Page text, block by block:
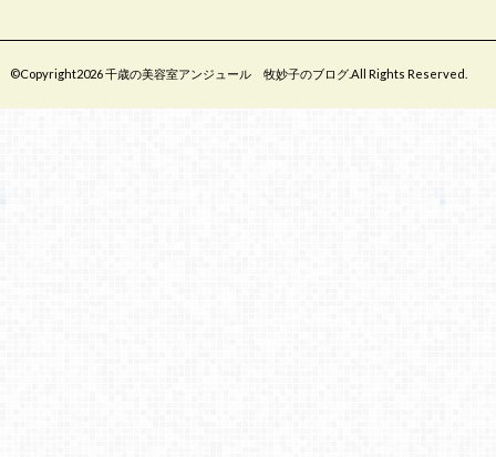
©Copyright2026千歳の美容室アンジュール 牧妙子のブログ.All Rights Reserved.